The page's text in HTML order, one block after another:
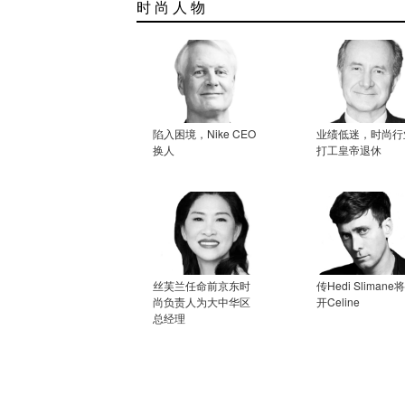
时 尚 人 物
陷入困境，Nike CEO
换人
业绩低迷，时尚
打工皇帝退休
丝芙兰任命前京东时
尚负责人为大中华区
总经理
传Hedi Slimane
开Celine